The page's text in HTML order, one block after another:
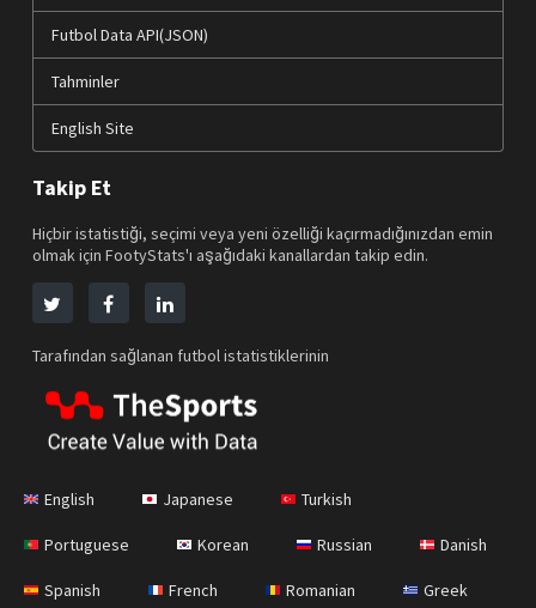
Futbol Data API(JSON)
Tahminler
English Site
Takip Et
Hiçbir istatistiği, seçimi veya yeni özelliği kaçırmadığınızdan emin
olmak için FootyStats'ı aşağıdaki kanallardan takip edin.
Tarafından sağlanan futbol istatistiklerinin
English Japanese Turkish
Portuguese Korean Russian Danish
Spanish French Romanian Greek